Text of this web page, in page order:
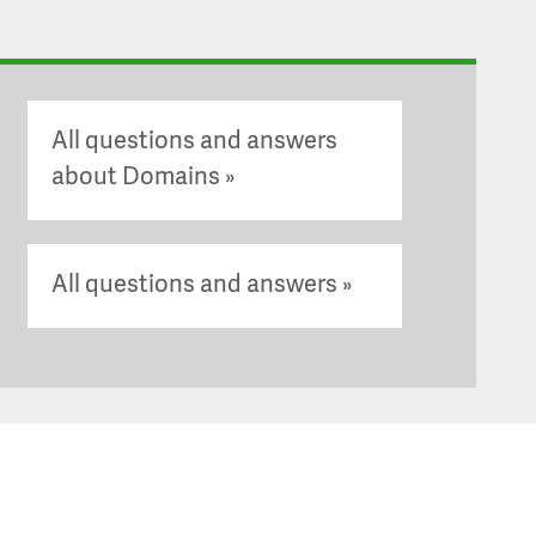
All questions and answers
about Domains
All questions and answers